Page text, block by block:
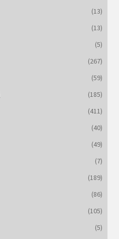
(13)
(13)
(5)
(267)
(59)
(185)
(411)
(40)
(49)
(7)
(189)
(86)
(105)
(5)